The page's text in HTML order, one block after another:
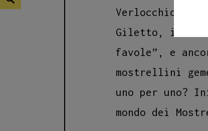
Verlocchio, il
Giletto, il
favole”, e
mostrellini
uno per uno?
mondo dei